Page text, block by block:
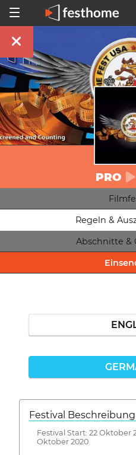
PRO
Regeln &
Abschnitte &
Festival Beschreibung
Festival Start: 22
Oktober 2020